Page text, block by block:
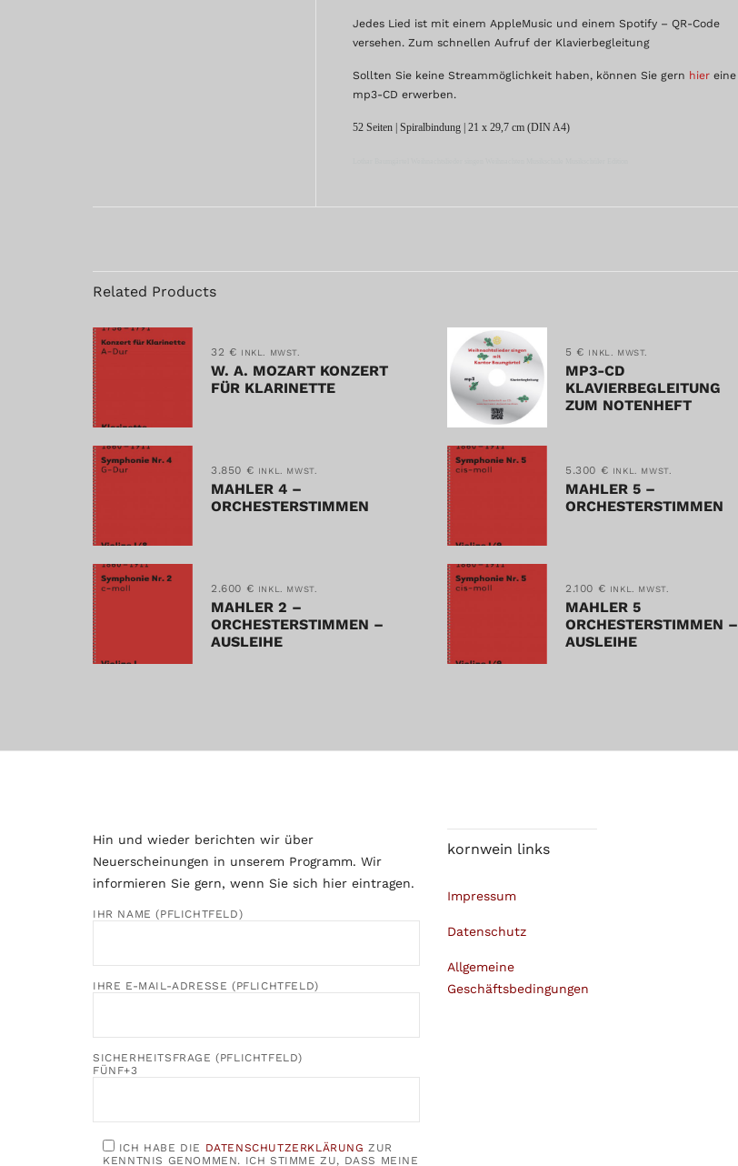
Jedes Lied ist mit einem AppleMusic und einem Spotify – QR-Code
versehen. Zum schnellen Aufruf der Klavierbegleitung
Sollten Sie keine Streammöglichkeit haben, können Sie gern hiereine
mp3-CD erwerben.
52 Seiten | Spiralbindung | 21 x 29,7 cm (DIN A4)
Related Products
32 € INKL. MWST.
W. A. MOZART KONZERT
FÜR KLARINETTE
5 € INKL. MWST.
MP3-CD
KLAVIERBEGLEITUNG
ZUM NOTENHEFT
3.850 € INKL. MWST.
MAHLER 4 –
ORCHESTERSTIMMEN
5.300 € INKL. MWST.
MAHLER 5 –
ORCHESTERSTIMMEN
2.600 € INKL. MWST.
MAHLER 2 –
ORCHESTERSTIMMEN –
AUSLEIHE
2.100 € INKL. MWST.
MAHLER 5
ORCHESTERSTIMMEN –
AUSLEIHE
Hin und wieder berichten wir über
Neuerscheinungen in unserem Programm. Wir
informieren Sie gern, wenn Sie sich hier eintragen.
IHR NAME (PFLICHTFELD)
IHRE E-MAIL-ADRESSE (PFLICHTFELD)
SICHERHEITSFRAGE (PFLICHTFELD)
FÜNF+3
ICH HABE DIE DATENSCHUTZERKLÄRUNG ZUR
KENNTNIS GENOMMEN. ICH STIMME ZU, DASS MEINE
kornwein links
Impressum
Datenschutz
Allgemeine
Geschäftsbedingungen